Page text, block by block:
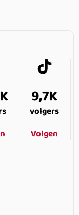
9,7K
volgers
Volgen